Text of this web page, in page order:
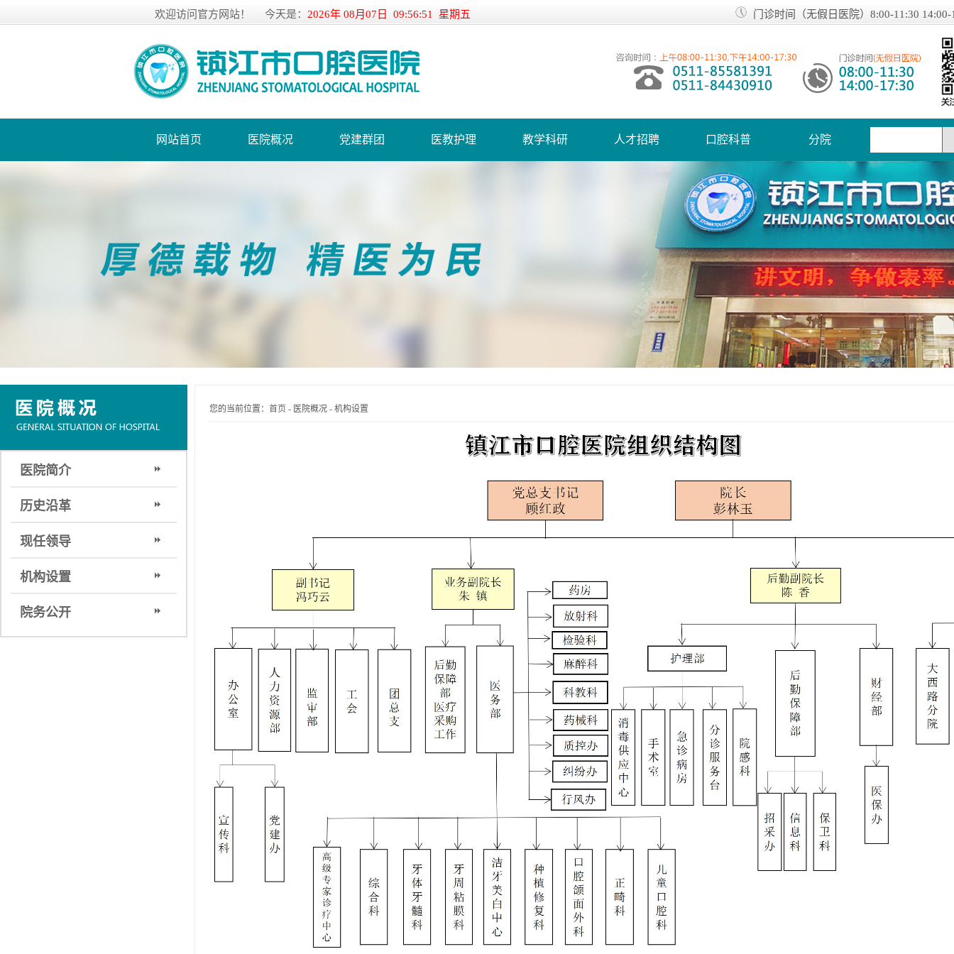
欢迎访问官方网站！ 今天是： 2026年 08月07日 09:56:51 星期五 门诊时间（无假日医院）8:00-11:30 14:00-
网站首页 医院概况 党建群团 医教护理 教学科研 人才招聘 口腔科普 分院
医院简介
历史沿革
现任领导
机构设置
院务公开
您的当前位置： 首页 - 医院概况 - 机构设置